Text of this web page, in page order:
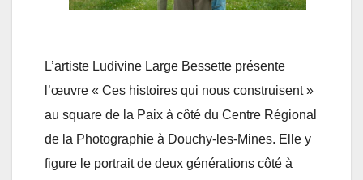
L’artiste Ludivine Large Bessette présente
l’œuvre « Ces histoires qui nous construisent »
au square de la Paix à côté du Centre Régional
de la Photographie à Douchy-les-Mines. Elle y
figure le portrait de deux générations côté à